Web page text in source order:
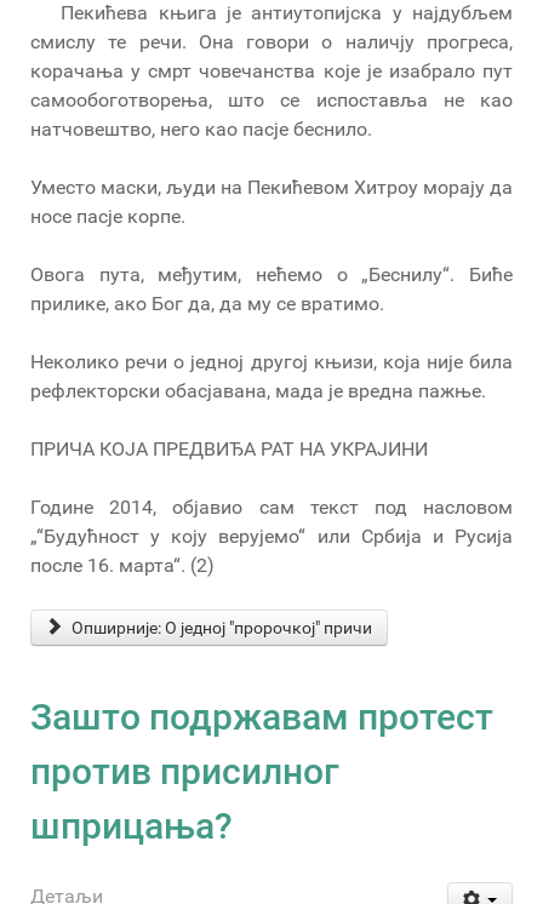
Пекићева књига је антиутопијска у најдубљем
смислу те речи. Она говори о наличју прогреса,
корачања у смрт човечанства које је изабрало пут
самообоготворења, што се испоставља не као
натчовештво, него као пасје беснило.
Уместо маски, људи на Пекићевом Хитроу морају да
носе пасје корпе.
Овога пута, међутим, нећемо о „Беснилу“. Биће
прилике, ако Бог да, да му се вратимо.
Неколико речи о једној другој књизи, која није била
рефлекторски обасјавана, мада је вредна пажње.
ПРИЧА КОЈА ПРЕДВИЂА РАТ НА УКРАЈИНИ
Године 2014, објавио сам текст под насловом
„“Будућност у коју верујемо“ или Србија и Русија
после 16. марта“. (2)
Опширније: О једној "пророчкој" причи
Зашто подржавам протест
против присилног
шприцања?
Детаљи